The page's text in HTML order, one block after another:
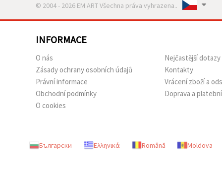
© 2004 - 2026 EM ART Všechna práva vyhrazena..
INFORMACE
O nás
Zásady ochrany osobních údajů
Právní informace
Obchodní podmínky
O cookies
Nejčastější dotazy
Kontakty
Vrácení zboží a
Doprava a
Български Ελληνικά Română Moldova